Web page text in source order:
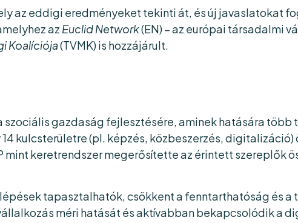
az eddigi eredményeket tekinti át, és új javaslatokat
az Euclid Network(EN) – az európai társadalmi
Koalíciója(TVMK) is hozzájárult.
szociális gazdaság fejlesztésére, aminek hatására
kulcsterületre (pl. képzés, közbeszerzés,
mint keretrendszer megerősítette az érintett szereplők
tapasztalhatók, csökkent a fenntarthatóság és
méri hatását és aktívabban bekapcsolódik a